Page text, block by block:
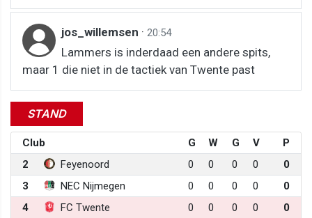
jos_willemsen · 20:54
Lammers is inderdaad een andere spits,
maar 1 die niet in de tactiek van Twente past
STAND
Club G W G V
P
2
Feyenoord 0 0 0 0
0
3
NEC Nijmegen 0 0 0 0
0
4
FC Twente 0 0 0 0
0